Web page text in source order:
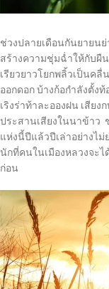
ช่วงปลายเดือนกันยายน
สร้างความชุ่มฉ่ำให้กับผื
เรียวยาวโยกพลิ้วเป็นคลื่
ออกดอก บ้างก้อกำลังตั้ง
เริงร่าท้าละอองฝน เสีย
ประสานเสียงในนาข้าว
แห่งนี้ปีแล้วปีเล่าอย่างไ
นักที่คนในเมืองหลวงจะ
ก่อน